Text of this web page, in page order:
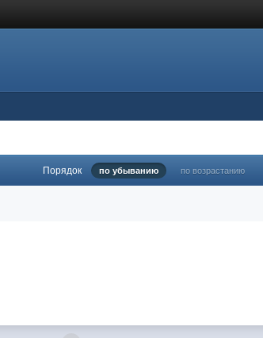
Порядок по убыванию по возрастанию